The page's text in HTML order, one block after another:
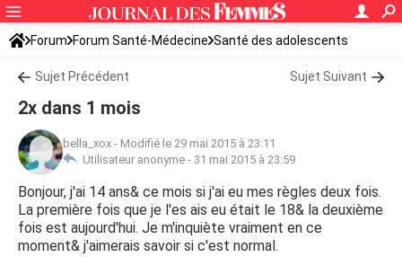
Forum Forum Santé-Médecine Santé des adolescents
Sujet Précédent Sujet Suivant
2x dans 1 mois
bella_xox - Modifié le 29 mai 2015 à 23:11
Utilisateur anonyme - 31 mai 2015 à 23:59
Bonjour, j'ai 14 ans& ce mois si j'ai eu mes règles deux fois.
La première fois que je l'es ais eu était le 18& la deuxième
fois est aujourd'hui. Je m'inquiète vraiment en ce
moment& j'aimerais savoir si c'est normal.